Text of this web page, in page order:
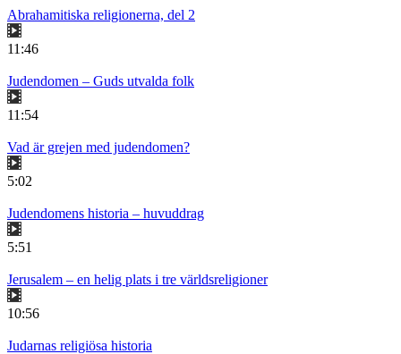
Abrahamitiska religionerna, del 2
11:46
Judendomen – Guds utvalda folk
11:54
Vad är grejen med judendomen?
5:02
Judendomens historia – huvuddrag
5:51
Jerusalem – en helig plats i tre världsreligioner
10:56
Judarnas religiösa historia